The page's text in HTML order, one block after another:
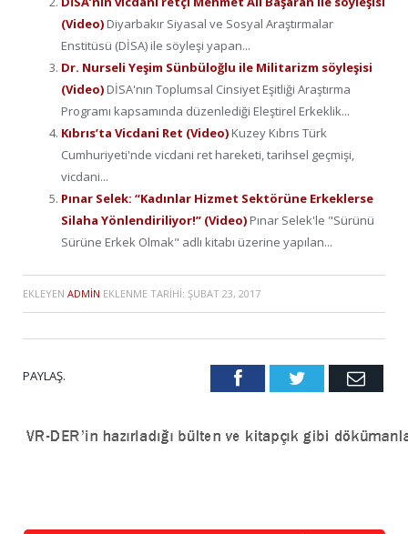
(Video) Diyarbakır Siyasal ve Sosyal Araştırmalar
Enstitüsü (DİSA) ile söyleşi yapan...
Dr. Nurseli Yeşim Sünbüloğlu ile Militarizm söyleşisi
(Video) DİSA'nın Toplumsal Cinsiyet Eşitliği Araştırma
Programı kapsamında düzenlediği Eleştirel Erkeklik...
Kıbrıs’ta Vicdani Ret (Video) Kuzey Kıbrıs Türk
Cumhuriyeti'nde vicdani ret hareketi, tarihsel geçmişi,
vicdani...
Pınar Selek: “Kadınlar Hizmet Sektörüne Erkeklerse
Silaha Yönlendiriliyor!” (Video) Pınar Selek'le "Sürünü
Sürüne Erkek Olmak" adlı kitabı üzerine yapılan...
EKLEYEN ADMIN EKLENME TARIHI: ŞUBAT 23, 2017
PAYLAŞ. FacebookTwitter Email